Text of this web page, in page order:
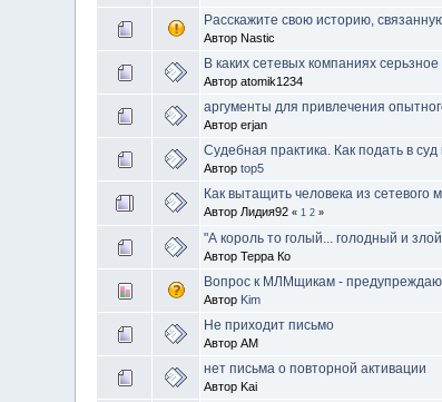
Расскажите свою историю,
Автор Nastic
В каких сетевых компаниях
Автор atomik1234
аргументы для привлечения
Автор erjan
Судебная практика. Как подать в
Авторtop5
Как вытащить человека из сетевого
Автор Лидия92« 1 2 »
"А король то голый... голодный и
Автор Терра Ко
Вопрос к МЛМщикам -
Автор Kim
Не приходит письмо
Автор AM
нет письма о повторной активации
Автор Kai